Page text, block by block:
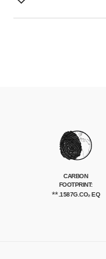
CARBON
FOOTPRINT:
1587G.CO₂ EQ.
**